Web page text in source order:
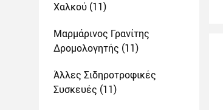
Χαλκού (11)
Μαρμάρινος Γρανίτης
Δρομολογητής (11)
Άλλες Σιδηροτροφικές
Συσκευές (11)